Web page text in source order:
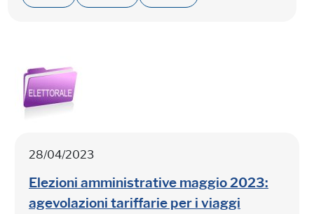
28/04/2023
Elezioni amministrative maggio 2023:
agevolazioni tariffarie per i viaggi